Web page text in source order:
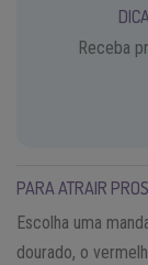
Receba
PARA ATRAIR
Escolha uma
dourado, o